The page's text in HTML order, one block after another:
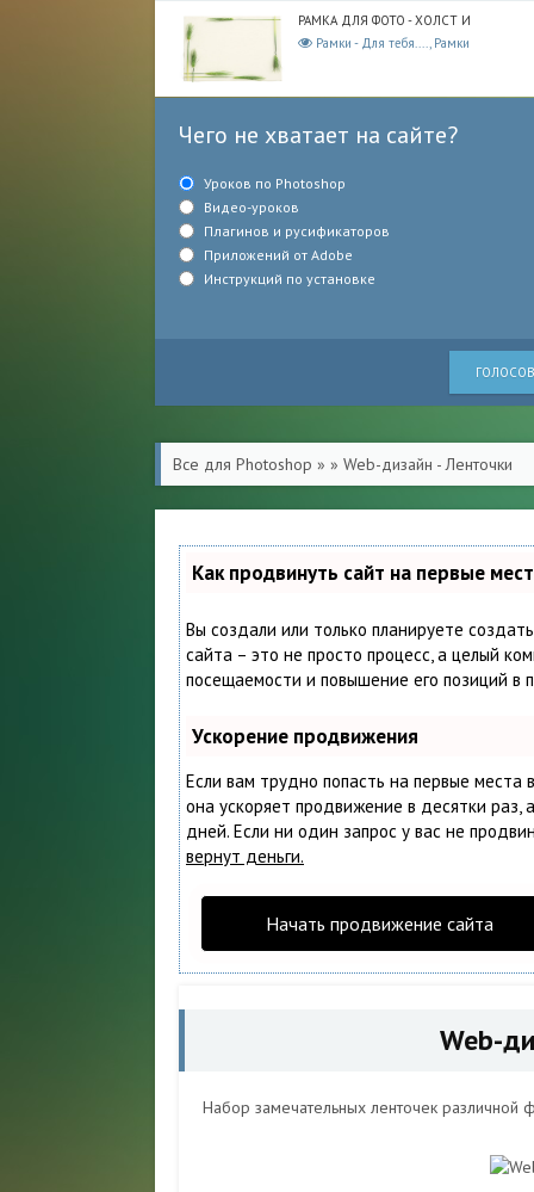
РАМКА ДЛЯ ФОТО - ХОЛСТ И
Рамки - Для тебя...., Рамки
Чего не хватает на сайте?
Уроков по Photoshop
Видео-уроков
Плагинов и русификаторов
Приложений от Adobe
Инструкций по установке
Все для Photoshop » » Web-дизайн - Ленточки
Как продвинуть сайт на первые
Вы создали или только планируете
сайта – это не просто процесс, а целый
посещаемости и повышение его позиций в
Ускорение продвижения
Если вам трудно попасть на первые места
она ускоряет продвижение в десятки раз,
дней. Если ни один запрос у вас не
вернут деньги.
Начать продвижение сайта
Web-
Набор замечательных ленточек